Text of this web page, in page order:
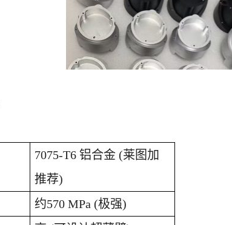
7075-T6 铝合金 (莱图加
推荐)
约570 MPa (极强)